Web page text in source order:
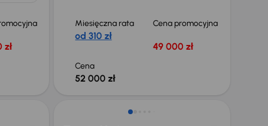
zł
Miesięczna rata
od 310 zł
Cena promocyjna
49 000 zł
Cena
52 000 zł